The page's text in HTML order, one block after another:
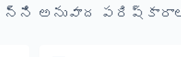
అనువాద